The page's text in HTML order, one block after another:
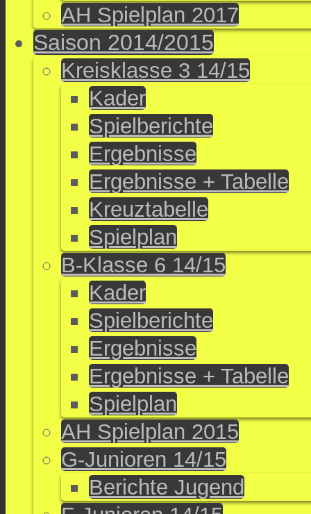
AH Spielplan 2017
Saison 2014/2015
Kreisklasse 3 14/15
Kader
Spielberichte
Ergebnisse
Ergebnisse + Tabelle
Kreuztabelle
Spielplan
B-Klasse 6 14/15
Kader
Spielberichte
Ergebnisse
Ergebnisse + Tabelle
Spielplan
AH Spielplan 2015
G-Junioren 14/15
Berichte Jugend